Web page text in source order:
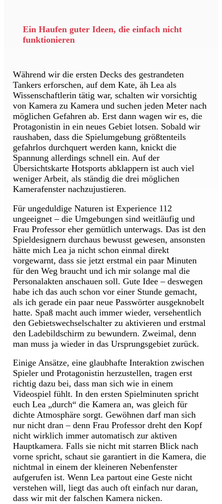
Ein Haufen guter Ideen, die einfach nicht
funktionieren
Während wir die ersten Decks des gestrandeten
Tankers erforschen, auf dem Kate, äh Lea als
Wissenschaftlerin tätig war, schalten wir vorsichtig
von Kamera zu Kamera und suchen jeden Meter nach
möglichen Gefahren ab. Erst dann wagen wir es, die
Protagonistin in ein neues Gebiet lotsen. Sobald wir
raushaben, dass die Spielumgebung größtenteils
gefahrlos durchquert werden kann, knickt die
Spannung allerdings schnell ein. Auf der
Übersichtskarte Hotsports abklappern ist auch viel
weniger Arbeit, als ständig die drei möglichen
Kamerafenster nachzujustieren.
Für ungeduldige Naturen ist Experience 112
ungeeignet – die Umgebungen sind weitläufig und
Frau Professor eher gemütlich unterwags. Das ist den
Spieldesignern durchaus bewusst gewesen, ansonsten
hätte mich Lea ja nicht schon einmal direkt
vorgewarnt, dass sie jetzt erstmal ein paar Minuten
für den Weg braucht und ich mir solange mal die
Personalakten anschauen soll. Gute Idee – deswegen
habe ich das auch schon vor einer Stunde gemacht,
als ich gerade ein paar neue Passwörter ausgeknobelt
hatte. Spaß macht auch immer wieder, versehentlich
den Gebietswechselschalter zu aktivieren und erstmal
den Ladebildschirm zu bewundern. Zweimal, denn
man muss ja wieder in das Ursprungsgebiet zurück.
Einige Ansätze, eine glaubhafte Interaktion zwischen
Spieler und Protagonistin herzustellen, tragen erst
richtig dazu bei, dass man sich wie in einem
Videospiel fühlt. In den ersten Spielminuten spricht
euch Lea „durch“ die Kamera an, was gleich für
dichte Atmosphäre sorgt. Gewöhnen darf man sich
nur nicht dran – denn Frau Professor dreht den Kopf
nicht wirklich immer automatisch zur aktiven
Hauptkamera. Falls sie nicht mit starren Blick nach
vorne spricht, schaut sie garantiert in die Kamera, die
nichtmal in einem der kleineren Nebenfenster
aufgerufen ist. Wenn Lea partout eine Geste nicht
verstehen will, liegt das auch oft einfach nur daran,
dass wir mit der falschen Kamera nicken.